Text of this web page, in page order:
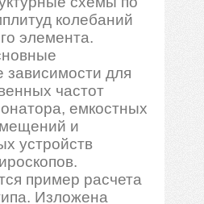
колебаний
элемента.
зависимости для
частот
емкостных
и
устройств
пример расчета
Изложена